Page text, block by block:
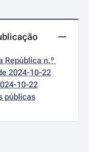
República n.º
2024-10-22
10-22
públicas